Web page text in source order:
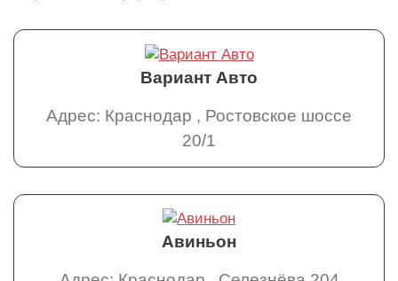
Вариант Авто
Адрес: Краснодар , Ростовское шоссе
20/1
Авиньон